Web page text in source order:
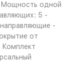
Мощность одной
5 -
-
от
Комплект